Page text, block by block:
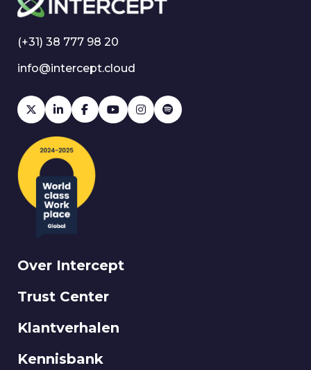
Over Intercept
Trust Center
Klantverhalen
Kennisbank
(+31) 38 777 98 20
info@intercept.cloud